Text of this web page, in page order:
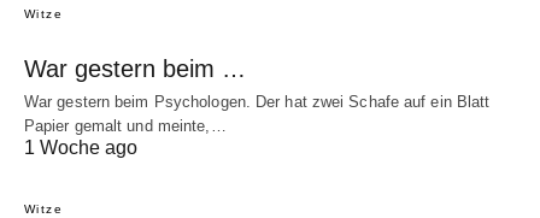
Witze
War gestern beim …
War gestern beim Psychologen. Der hat zwei Schafe auf ein Blatt
Papier gemalt und meinte,…
1 Woche ago
Witze